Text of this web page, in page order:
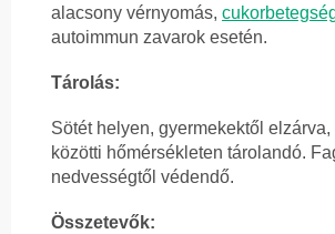
alacsony vérnyomás,
autoimmun zavarok esetén.
Tárolás:
Sötét helyen, gyermekektől elzárva,
közötti hőmérsékleten tárolandó.
nedvességtől védendő.
Összetevők: